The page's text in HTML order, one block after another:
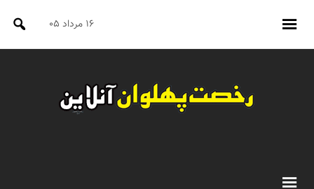
۱۶ مرداد ۰۵